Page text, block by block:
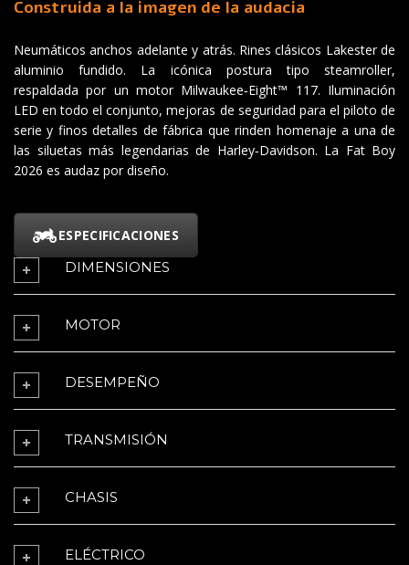
Construida a la imagen de la audacia
Neumáticos anchos adelante y atrás. Rines clásicos Lakester de
aluminio fundido. La icónica postura tipo steamroller,
respaldada por un motor Milwaukee‑Eight™ 117. Iluminación
LED en todo el conjunto, mejoras de seguridad para el piloto de
serie y finos detalles de fábrica que rinden homenaje a una de
las siluetas más legendarias de Harley‑Davidson. La Fat Boy
2026 es audaz por diseño.
ESPECIFICACIONES
DIMENSIONES
MOTOR
DESEMPEÑO
TRANSMISIÓN
CHASIS
ELÉCTRICO